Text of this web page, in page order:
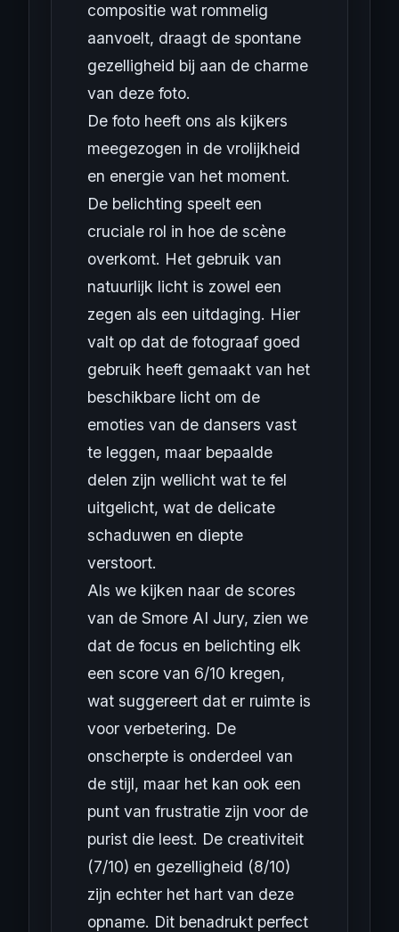
compositie wat rommelig
aanvoelt, draagt de spontane
gezelligheid bij aan de charme
van deze foto.
De foto heeft ons als kijkers
meegezogen in de vrolijkheid
en energie van het moment.
De belichting speelt een
cruciale rol in hoe de scène
overkomt. Het gebruik van
natuurlijk licht is zowel een
zegen als een uitdaging. Hier
valt op dat de fotograaf goed
gebruik heeft gemaakt van het
beschikbare licht om de
emoties van de dansers vast
te leggen, maar bepaalde
delen zijn wellicht wat te fel
uitgelicht, wat de delicate
schaduwen en diepte
verstoort.
Als we kijken naar de scores
van de Smore AI Jury, zien we
dat de focus en belichting elk
een score van 6/10 kregen,
wat suggereert dat er ruimte is
voor verbetering. De
onscherpte is onderdeel van
de stijl, maar het kan ook een
punt van frustratie zijn voor de
purist die leest. De creativiteit
(7/10) en gezelligheid (8/10)
zijn echter het hart van deze
opname. Dit benadrukt perfect